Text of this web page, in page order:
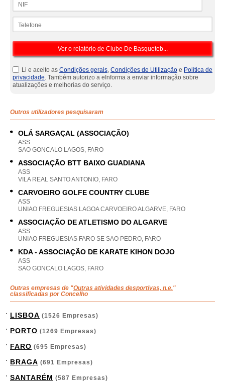
Li e aceito as Condições gerais, Condições de Utilização e Política de
privacidade. Também autorizo a eInforma a enviar informação sobre
atualizações e melhorias do serviço.
Outros utilizadores pesquisaram
OLÁ SARGAÇAL (ASSOCIAÇÃO)
ASS
SAO GONCALO LAGOS, FARO
ASSOCIAÇÃO BTT BAIXO GUADIANA
ASS
VILA REAL SANTO ANTONIO, FARO
CARVOEIRO GOLFE COUNTRY CLUBE
ASS
UNIAO FREGUESIAS LAGOA CARVOEIRO ALGARVE, FARO
ASSOCIAÇÃO DE ATLETISMO DO ALGARVE
ASS
UNIAO FREGUESIAS FARO SE SAO PEDRO, FARO
KDA - ASSOCIAÇÃO DE KARATE KIHON DOJO
ASS
SAO GONCALO LAGOS, FARO
Outras empresas de "Outras atividades desportivas, n.e."
classificadas por Concelho
LISBOA (1526 Empresas)
PORTO (1269 Empresas)
FARO (695 Empresas)
BRAGA (691 Empresas)
SANTARÉM (587 Empresas)